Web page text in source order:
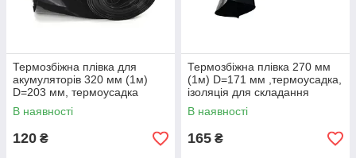
Термозбіжна плівка для
акумуляторів 320 мм (1м)
D=203 мм, термоусадка
В наявності
120 ₴
Термозбіжна плівка 270 мм
(1м) D=171 мм ,термоусадка,
ізоляція для складання
акумуляторів
В наявності
165 ₴